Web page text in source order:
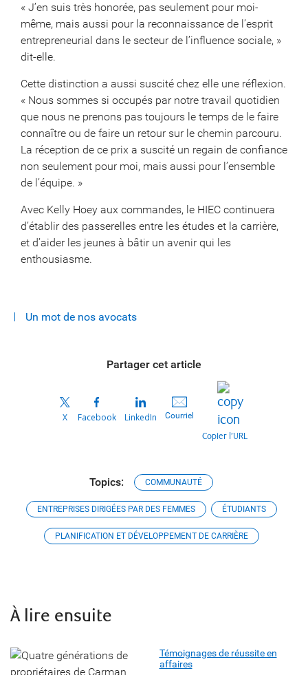
« J’en suis très honorée, pas seulement pour moi-
même, mais aussi pour la reconnaissance de l’esprit
entrepreneurial dans le secteur de l’influence sociale, »
dit-elle.
Cette distinction a aussi suscité chez elle une réflexion.
« Nous sommes si occupés par notre travail quotidien
que nous ne prenons pas toujours le temps de le faire
connaître ou de faire un retour sur le chemin parcouru.
La réception de ce prix a suscité un regain de confiance
non seulement pour moi, mais aussi pour l’ensemble
de l’équipe. »
Avec Kelly Hoey aux commandes, le HIEC continuera
d’établir des passerelles entre les études et la carrière,
et d’aider les jeunes à bâtir un avenir qui les
enthousiasme.
Un mot de nos avocats
Partager cet article
X Facebook LinkedIn Courriel
Copier l’URL
Topics: COMMUNAUTÉ
ENTREPRISES DIRIGÉES PAR DES FEMMES ÉTUDIANTS
PLANIFICATION ET DÉVELOPPEMENT DE CARRIÈRE
À lire ensuite
Témoignages de réussite en
affaires